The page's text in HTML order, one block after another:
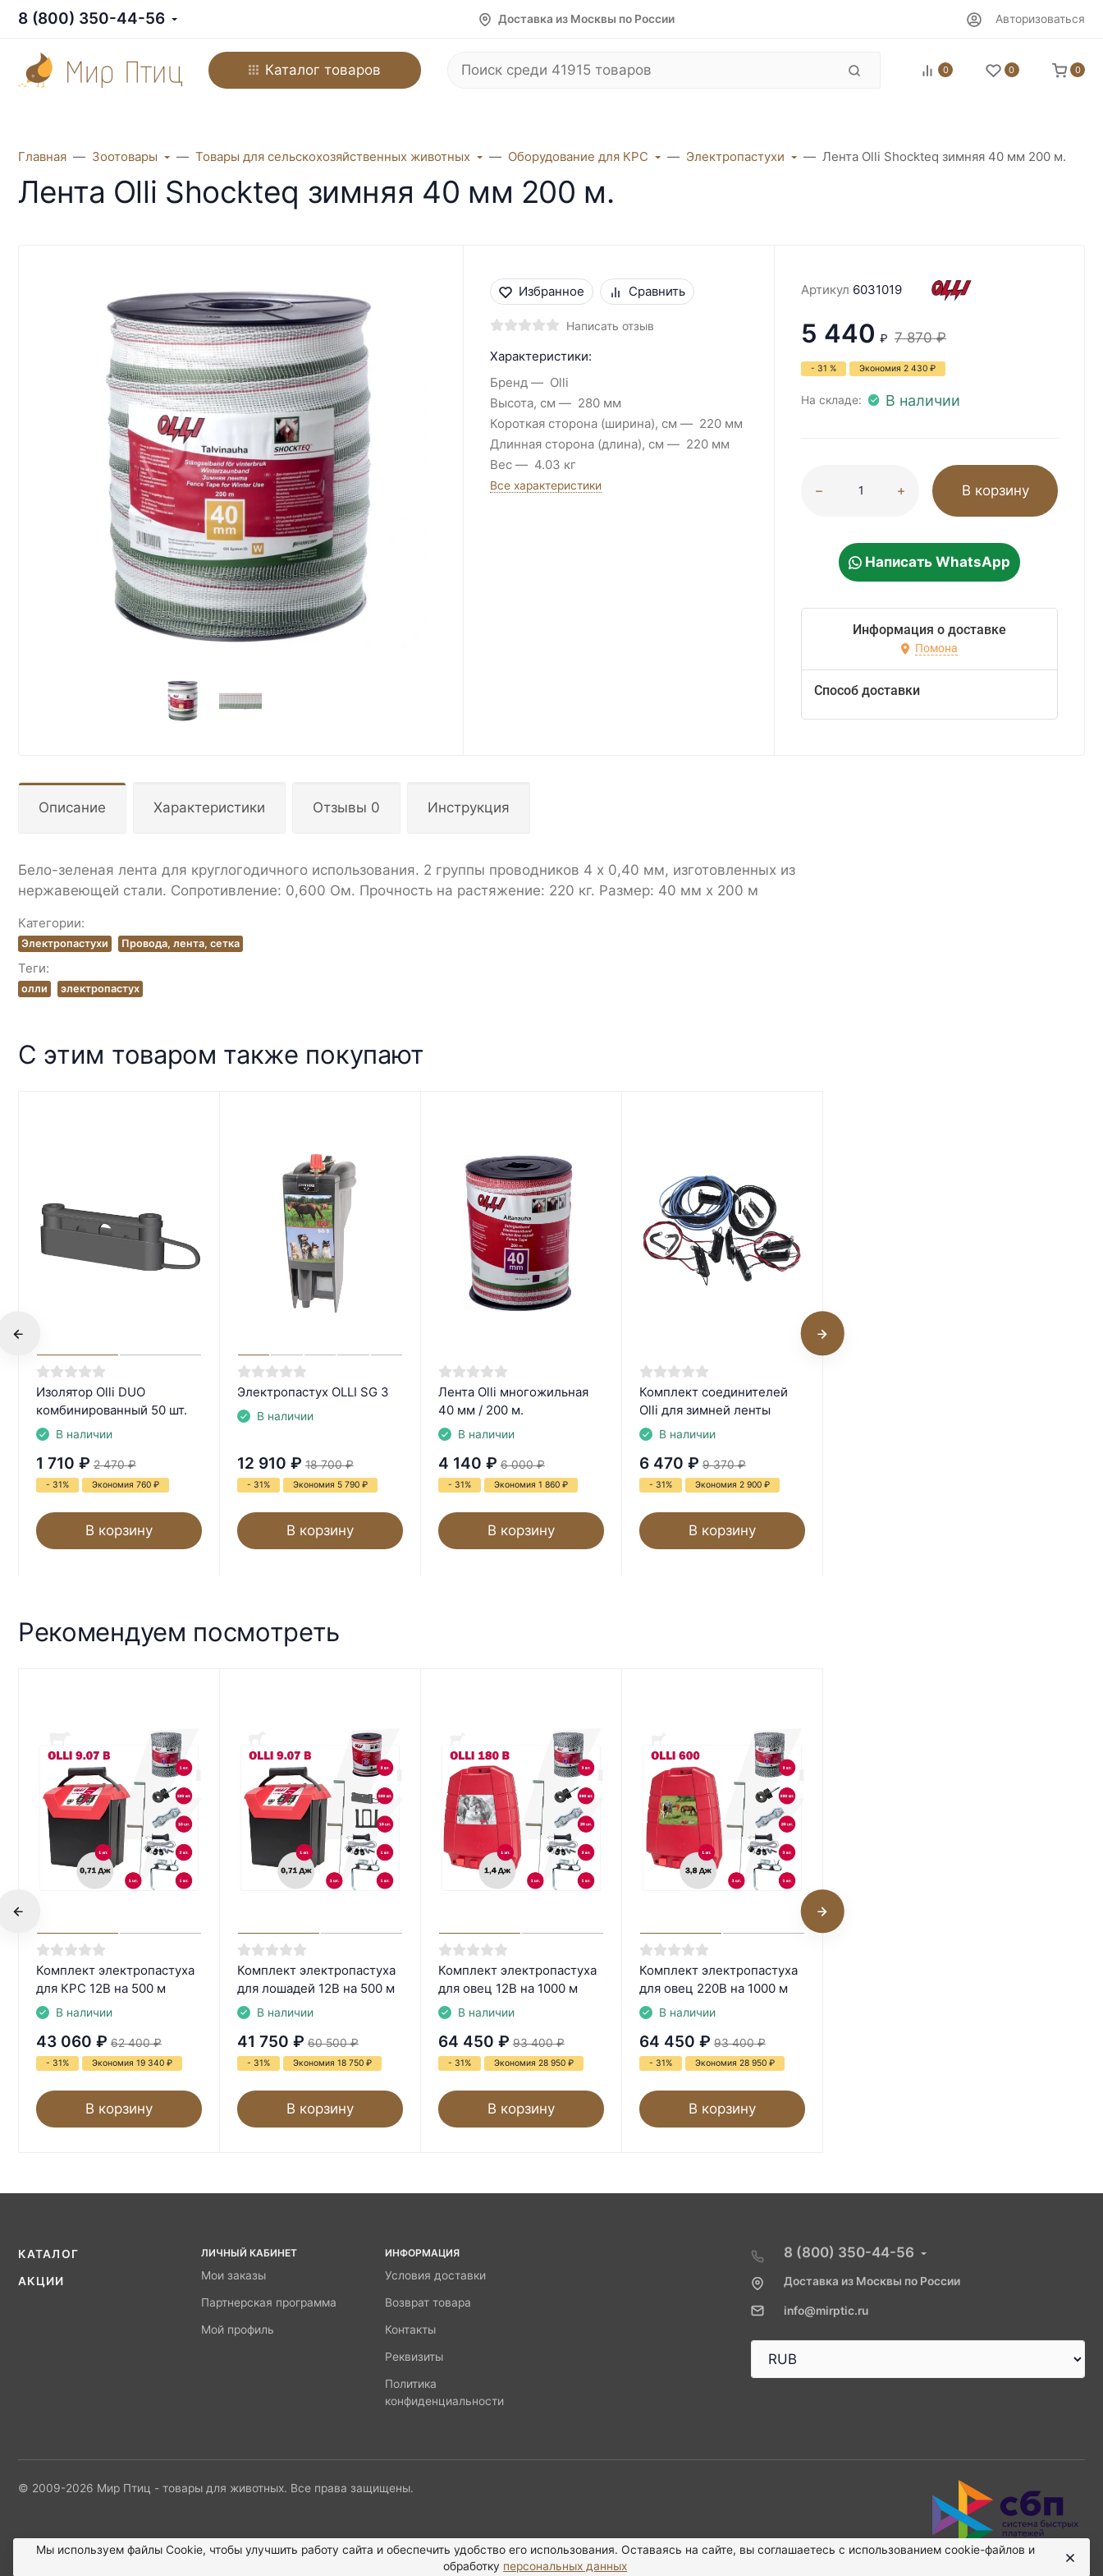
8 (800) 350-44-56 Доставка из Москвы по России Авторизоваться
Каталог товаров 0 0 0
Главная Зоотовары Товары для сельскохозяйственных животных Оборудование для КРС Электропастухи Лента Olli Shockteq зимняя 40 мм 200 м.
Лента Olli Shockteq зимняя 40 мм 200 м.
Избранное Сравнить
Написать отзыв
Характеристики:
Бренд
Olli
Высота, см
280 мм
Короткая сторона (ширина), см
220 мм
Длинная сторона (длина), см
220 мм
Вес
4.03 кг
Все характеристики
Артикул 6031019
5 440 ₽ 7 870 ₽
- 31 % Экономия 2 430 ₽
На складе: В наличии
В корзину
Написать WhatsApp
Информация о доставке
Помона
Способ доставки
Описание Характеристики Отзывы 0 Инструкция
Бело-зеленая лента для круглогодичного использования. 2 группы проводников 4 х 0,40 мм, изготовленных из
нержавеющей стали. Сопротивление: 0,600 Ом. Прочность на растяжение: 220 кг. Размер: 40 мм х 200 м
Категории:
Электропастухи Провода, лента, сетка
Теги:
олли электропастух
С этим товаром также покупают
Изолятор Olli DUO
комбинированный 50 шт.
В наличии
1 710 ₽ 2 470 ₽
- 31% Экономия 760 ₽
В корзину
Электропастух OLLI SG 3
В наличии
12 910 ₽ 18 700 ₽
- 31% Экономия 5 790 ₽
В корзину
Лента Olli многожильная
40 мм / 200 м.
В наличии
4 140 ₽ 6 000 ₽
- 31% Экономия 1 860 ₽
В корзину
Комплект соединителей
Olli для зимней ленты
В наличии
6 470 ₽ 9 370 ₽
- 31% Экономия 2 900 ₽
В корзину
Рекомендуем посмотреть
Комплект электропастуха
для КРС 12В на 500 м
В наличии
43 060 ₽ 62 400 ₽
- 31% Экономия 19 340 ₽
В корзину
Комплект электропастуха
для лошадей 12В на 500 м
В наличии
41 750 ₽ 60 500 ₽
- 31% Экономия 18 750 ₽
В корзину
Комплект электропастуха
для овец 12В на 1000 м
В наличии
64 450 ₽ 93 400 ₽
- 31% Экономия 28 950 ₽
В корзину
Комплект электропастуха
для овец 220В на 1000 м
В наличии
64 450 ₽ 93 400 ₽
- 31% Экономия 28 950 ₽
В корзину
КАТАЛОГ
АКЦИИ
ЛИЧНЫЙ КАБИНЕТ
Мои заказы
Партнерская программа
Мой профиль
ИНФОРМАЦИЯ
Условия доставки
Возврат товара
Контакты
Реквизиты
Политика
конфиденциальности
8 (800) 350-44-56
Доставка из Москвы по России
info@mirptic.ru
© 2009-2026 Мир Птиц - товары для животных. Все права защищены.
Мы используем файлы Сookie, чтобы улучшить работу сайта и обеспечить удобство его использования. Оставаясь на сайте, вы соглашаетесь с использованием cookie-файлов и
обработку персональных данных